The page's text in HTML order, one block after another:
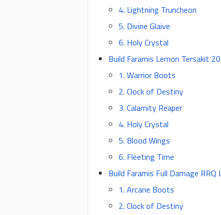
4. Lightning Truncheon
5. Divine Glaive
6. Holy Crystal
Build Faramis Lemon Tersakit
1. Warrior Boots
2. Clock of Destiny
3. Calamity Reaper
4. Holy Crystal
5. Blood Wings
6. Fleeting Time
Build Faramis Full Damage
1. Arcane Boots
2. Clock of Destiny